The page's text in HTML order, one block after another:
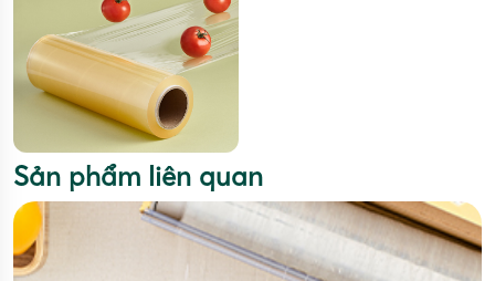
Sản phẩm liên quan